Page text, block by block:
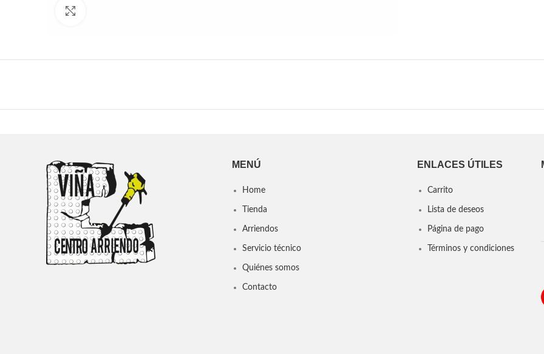
MENÚ
Home
Tienda
Arriendos
Servicio técnico
Quiénes somos
Contacto
ENLACES ÚTILES
Carrito
Lista de deseos
Página de pago
Términos y condiciones